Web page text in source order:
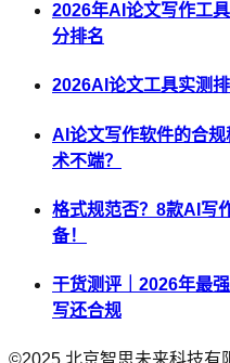
2026年AI论文写作工
分排名
2026AI论文工具实测
AI论文写作软件的合
术不端？
格式规范否？8款AI写
备！
干货测评｜2026年最
写还合规